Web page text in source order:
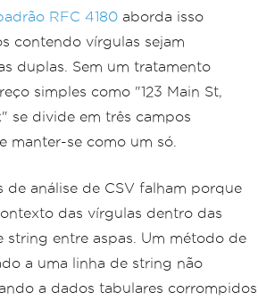
RFC 4180 aborda isso
contendo vírgulas sejam
duplas. Sem um tratamento
simples como "123 Main St,
se divide em três campos
manter-se como um só.
de análise de CSV falham porque
das vírgulas dentro das
string entre aspas. Um método de
a uma linha de string não
a dados tabulares corrompidos